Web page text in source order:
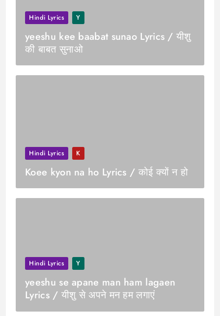
Hindi Lyrics Y
yeeshu kee baabat sunao Lyrics / यीशु
की बाबत सुनाओ
Hindi Lyrics K
Koee kyon na ho Lyrics / कोई क्यों न हो
Hindi Lyrics Y
yeeshu se apane man ham lagaen
Lyrics / यीशु से अपने मन हम लगाएं